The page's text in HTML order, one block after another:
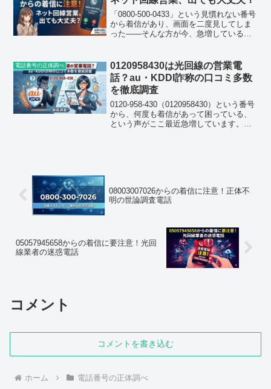
「0800-500-0433」という見慣れない番号
から着信があり、画面を二度見してしま
った――そんな方が今、急増しているよ
れると、それだけで一瞬身構えてしまい
ますよね。...
電話番号の正体調べ
0120958430は光回線の営業電
話？au・KDDI詐称の口コミ多数
を徹底調査
0120-958-430（0120958430）という番号
から、何度も着信があって困っている、
という声がここ最近急増しています。フ
08003007026からの着信に注意！正体不
明の世論調査電話
05057945658からの着信に要注意！光回
線業者の迷惑電話
コメント
コメントを書き込む
ホーム 電話番号の正体調べ